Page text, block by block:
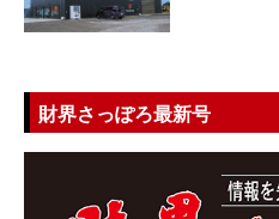
財界さっぽろ最新号